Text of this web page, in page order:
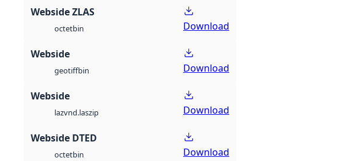
Webside ZLAS
octetbin Download
Webside
geotiffbin Download
Webside
lazvnd.laszip Download
Webside DTED
octetbin Download